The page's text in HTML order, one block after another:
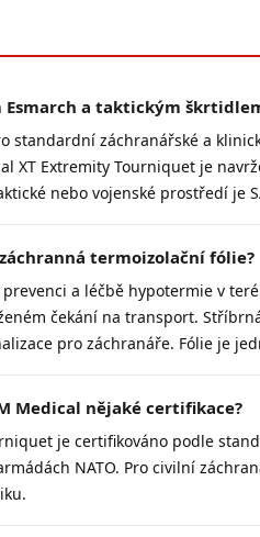
a taktickým
standardní záchranářské a
XT Extremity Tourniquet je
nebo vojenské prostředí je
termoizolační fólie?
a léčbě hypotermie v
čekání na transport.
pro záchranáře. Fólie je
Medical nějaké certifikace?
je certifikováno podle
NATO. Pro civilní